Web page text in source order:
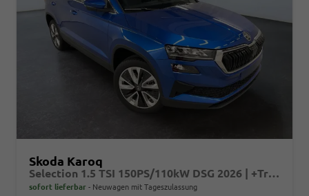
Skoda Karoq
Selection 1.5 TSI 150PS/110kW DSG 2026 | +TravelAssist +RFK & Parksensoren +Var. Gepäckraumboden
sofort lieferbar Neuwagen mit Tageszulassung